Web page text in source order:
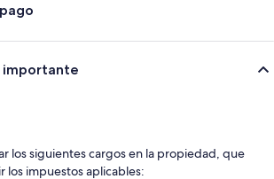
importante
los siguientes cargos en la propiedad, que
los impuestos aplicables: